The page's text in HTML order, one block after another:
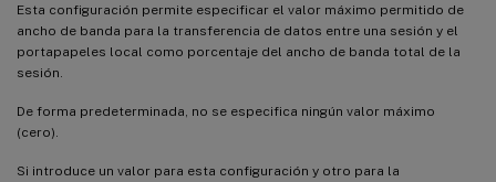
Esta configuración permite especificar el valor máximo permitido de
ancho de banda para la transferencia de datos entre una sesión y el
portapapeles local como porcentaje del ancho de banda total de la
sesión.
De forma predeterminada, no se especifica ningún valor máximo
(cero).
Si introduce un valor para esta configuración y otro para la